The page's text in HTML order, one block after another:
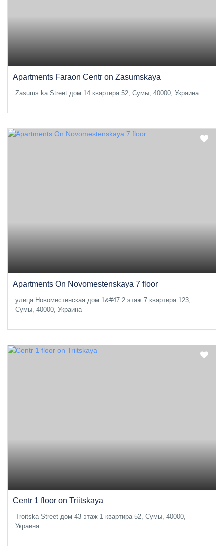
Apartments Faraon Centr on Zasumskaya
Zasums ka Street дом 14 квартира 52, Сумы, 40000, Украина
Apartments On Novomestenskaya 7 floor
улица Новоместенская дом 1&#47 2 этаж 7 квартира 123,
Сумы, 40000, Украина
Centr 1 floor on Triitskaya
Troitska Street дом 43 этаж 1 квартира 52, Сумы, 40000,
Украина